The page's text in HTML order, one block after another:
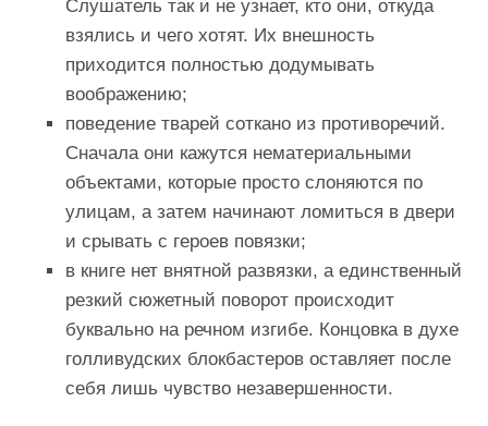
Слушатель так и не узнает, кто они, откуда
взялись и чего хотят. Их внешность
приходится полностью додумывать
воображению;
поведение тварей соткано из противоречий.
Сначала они кажутся нематериальными
объектами, которые просто слоняются по
улицам, а затем начинают ломиться в двери
и срывать с героев повязки;
в книге нет внятной развязки, а единственный
резкий сюжетный поворот происходит
буквально на речном изгибе. Концовка в духе
голливудских блокбастеров оставляет после
себя лишь чувство незавершенности.